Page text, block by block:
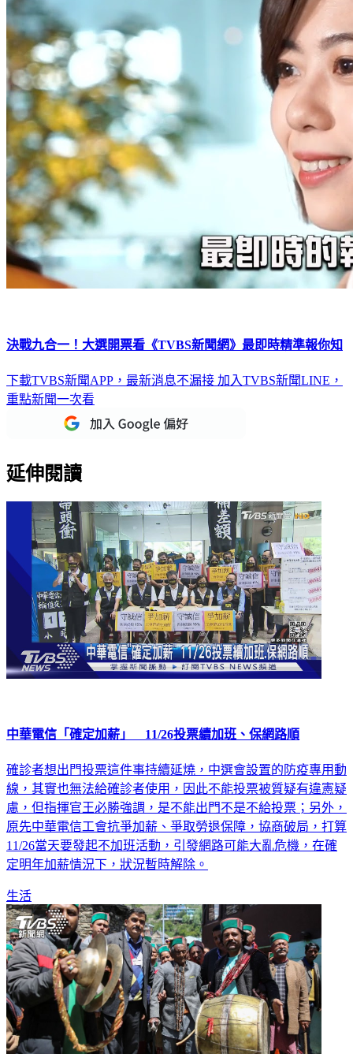
決戰九合一！大選開票看《TVBS新聞網》最即時精準報你知
下載TVBS新聞APP，最新消息不漏接 加入TVBS新聞LINE，
重點新聞一次看
延伸閱讀
中華電信「確定加薪」 11/26投票續加班、保網路順
確診者想出門投票這件事持續延燒，中選會設置的防疫專用動
線，其實也無法給確診者使用，因此不能投票被質疑有違憲疑
慮，但指揮官王必勝強調，是不能出門不是不給投票；另外，
原先中華電信工會抗爭加薪、爭取勞退保障，協商破局，打算
11/26當天要發起不加班活動，引發網路可能大亂危機，在確
定明年加薪情況下，狀況暫時解除。
生活